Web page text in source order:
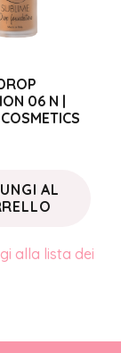
06 N |
AL
alla lista dei